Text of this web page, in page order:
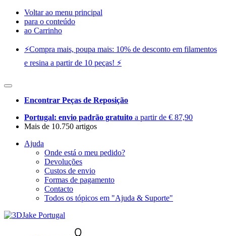
Voltar ao menu principal
para o conteúdo
ao Carrinho
⚡️Compra mais, poupa mais: 10% de desconto em filamentos
e resina a partir de 10 peças! ⚡️
Encontrar Peças de Reposição
Portugal: envio padrão gratuito a partir de € 87,90
Mais de 10.750 artigos
Ajuda
Onde está o meu pedido?
Devoluções
Custos de envio
Formas de pagamento
Contacto
Todos os tópicos em "Ajuda & Suporte"